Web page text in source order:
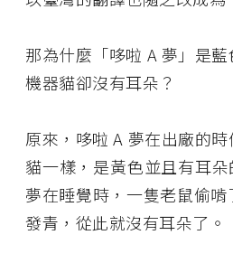
那為什麼「哆啦 A 夢」是
機器貓卻沒有耳朵？
原來，哆啦 A 夢在出廠的
貓一樣，是黃色並且有耳
夢在睡覺時，一隻老鼠偷
發青，從此就沒有耳朵了。